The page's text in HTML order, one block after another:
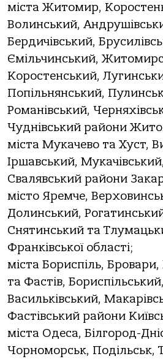
міста Житомир,
Волинський,
Бердичівський,
Ємільчинський,
Коростенський,
Попільнянський,
Романівський,
Чуднівський райони
міста Мукачево та Хуст,
Іршавський,
Свалявський райони
місто Яремче,
Долинський,
Снятинський та
Франківської області;
міста Бориспіль,
та Фастів,
Васильківський,
Фастівський райони
міста Одеса, Білгород-
Чорноморськ, Подільськ,